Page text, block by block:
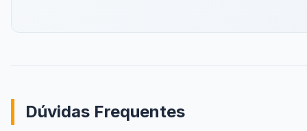
Dúvidas Frequentes